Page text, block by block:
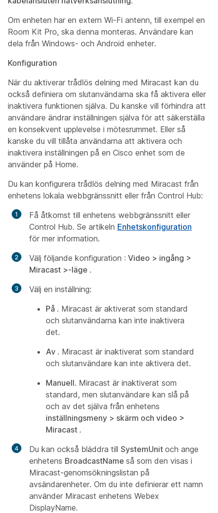
Om enheten har en extern Wi-Fi antenn, till exempel en
Room Kit Pro, ska denna monteras. Användare kan
dela från Windows- och Android enheter.
Konfiguration
När du aktiverar trådlös delning med Miracast kan du
också definiera om slutanvändarna ska få aktivera eller
inaktivera funktionen själva. Du kanske vill förhindra att
användare ändrar inställningen själva för att säkerställa
en konsekvent upplevelse i mötesrummet. Eller så
kanske du vill tillåta användarna att aktivera och
inaktivera inställningen på en Cisco enhet som de
använder på Home.
Du kan konfigurera trådlös delning med Miracast från
enhetens lokala webbgränssnitt eller från Control Hub:
Få åtkomst till enhetens webbgränssnitt eller
Control Hub. Se artikeln Enhetskonfiguration
för mer information.
Välj följande konfiguration : Video > ingång >
Miracast >-läge .
Välj en inställning:
På . Miracast är aktiverat som standard
och slutanvändarna kan inte inaktivera
det.
Av . Miracast är inaktiverat som standard
och slutanvändare kan inte aktivera det.
Manuell. Miracast är inaktiverat som
standard, men slutanvändare kan slå på
och av det själva från enhetens
inställningsmeny > skärm och video >
Miracast .
Du kan också bläddra till SystemUnit och ange
enhetens BroadcastName så som den visas i
Miracast-genomsökningslistan på
avsändarenheter. Om du inte definierar ett namn
använder Miracast enhetens Webex
DisplayName.